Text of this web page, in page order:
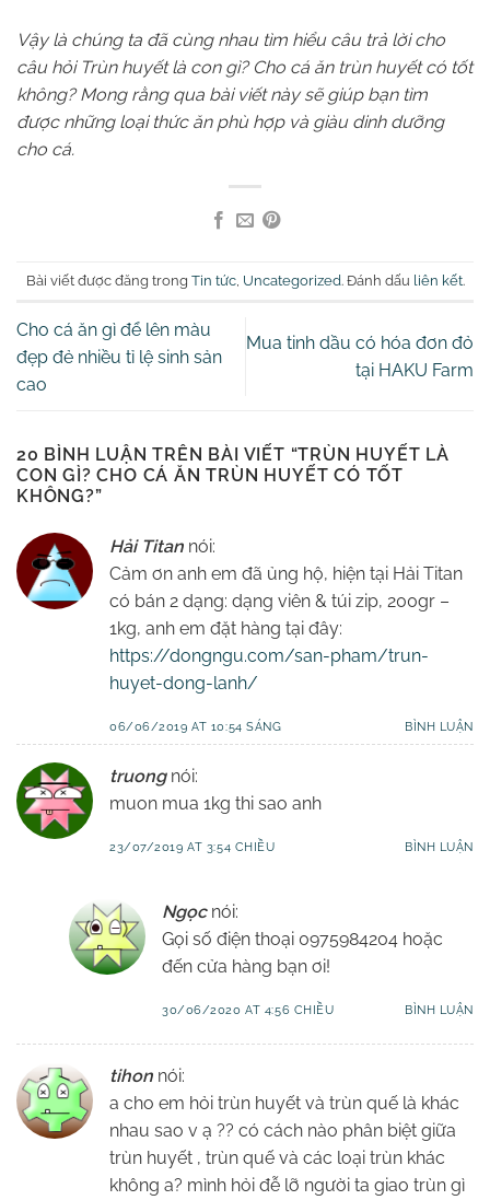
Vậy là chúng ta đã cùng nhau tìm hiểu câu trả lời cho
câu hỏi Trùn huyết là con gì? Cho cá ăn trùn huyết có tốt
không? Mong rằng qua bài viết này sẽ giúp bạn tìm
được những loại thức ăn phù hợp và giàu dinh dưỡng
cho cá.
Bài viết được đăng trong Tin tức, Uncategorized. Đánh dấu liên kết.
Cho cá ăn gì để lên màu
đẹp đẻ nhiều tỉ lệ sinh sản
cao
Mua tinh dầu có hóa đơn đỏ
tại HAKU Farm
20 BÌNH LUẬN TRÊN BÀI VIẾT “TRÙN HUYẾT LÀ
CON GÌ? CHO CÁ ĂN TRÙN HUYẾT CÓ TỐT
KHÔNG?”
Hải Titan nói:
Cảm ơn anh em đã ủng hộ, hiện tại Hải Titan
có bán 2 dạng: dạng viên & túi zip, 200gr –
1kg, anh em đặt hàng tại đây:
https://dongngu.com/san-pham/trun-
huyet-dong-lanh/
06/06/2019 AT 10:54 SÁNG BÌNH LUẬN
truong nói:
muon mua 1kg thi sao anh
23/07/2019 AT 3:54 CHIỀU BÌNH LUẬN
Ngọc nói:
Gọi số điện thoại 0975984204 hoặc
đến cửa hàng bạn ơi!
30/06/2020 AT 4:56 CHIỀU BÌNH LUẬN
tihon nói:
a cho em hỏi trùn huyết và trùn quế là khác
nhau sao v ạ ?? có cách nào phân biệt giữa
trùn huyết , trùn quế và các loại trùn khác
không a? mình hỏi đễ lỡ người ta giao trùn gì